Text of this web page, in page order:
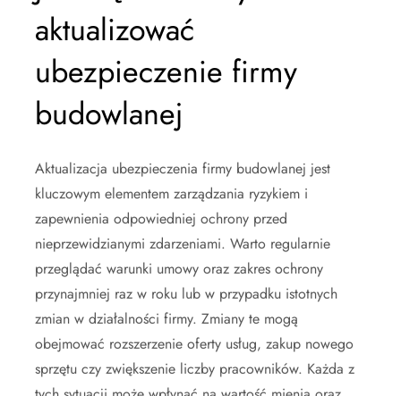
aktualizować
ubezpieczenie firmy
budowlanej
Aktualizacja ubezpieczenia firmy budowlanej jest
kluczowym elementem zarządzania ryzykiem i
zapewnienia odpowiedniej ochrony przed
nieprzewidzianymi zdarzeniami. Warto regularnie
przeglądać warunki umowy oraz zakres ochrony
przynajmniej raz w roku lub w przypadku istotnych
zmian w działalności firmy. Zmiany te mogą
obejmować rozszerzenie oferty usług, zakup nowego
sprzętu czy zwiększenie liczby pracowników. Każda z